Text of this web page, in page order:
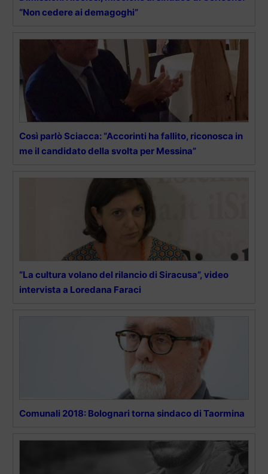
“Non cedere ai demagoghi”
Così parlò Sciacca: “Accorinti ha fallito, riconosca in
me il candidato della svolta per Messina”
“La cultura volano del rilancio di Siracusa”, video
intervista a Loredana Faraci
Comunali 2018: Bolognari torna sindaco di Taormina